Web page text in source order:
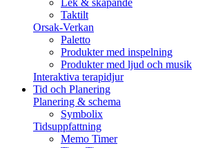
Taktilt
Orsak-Verkan
Paletto
Produkter med inspelning
Produkter med ljud och musik
Interaktiva terapidjur
Tid och Planering
Planering & schema
Symbolix
Tidsuppfattning
Memo Timer